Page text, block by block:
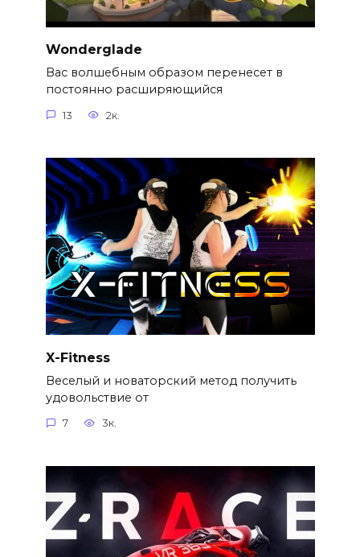
Wonderglade
Вас волшебным образом перенесет в
постоянно расширяющийся
13 2к.
X-Fitness
Веселый и новаторский метод получить
удовольствие от
7 3к.